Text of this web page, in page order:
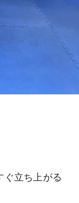
ぐ立ち上がる